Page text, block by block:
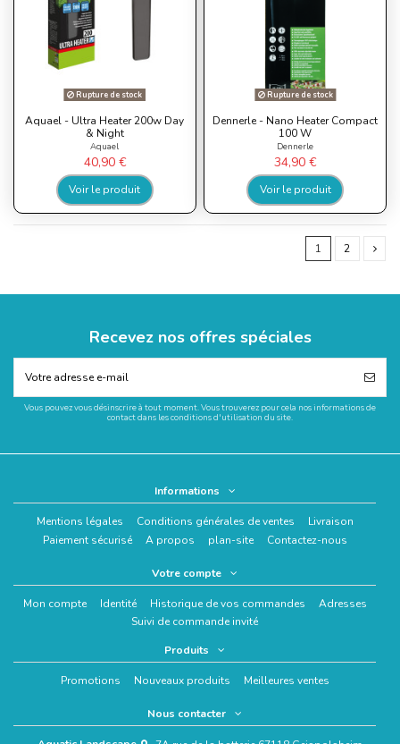
Rupture de stock
Aquael - Ultra Heater 200w Day
& Night
Aquael
40,90 €
Voir le produit
Rupture de stock
Dennerle - Nano Heater Compact
100 W
Dennerle
34,90 €
Voir le produit
1 2
Recevez nos offres spéciales
Vous pouvez vous désinscrire à tout moment. Vous trouverez pour cela nos informations de
contact dans les conditions d'utilisation du site.
Informations
Mentions légales Conditions générales de ventes
Livraison
Paiement sécurisé
A propos plan-site Contactez-nous
Votre compte
Mon compte Identité Historique de vos commandes
Adresses
Suivi de commande invité
Produits
Promotions Nouveaux produits Meilleures ventes
Nous contacter